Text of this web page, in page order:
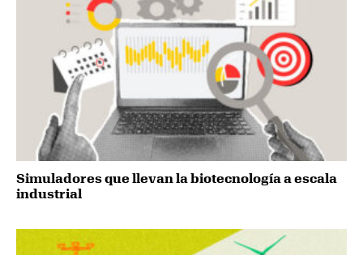
Simuladores que llevan la biotecnología a escala
industrial